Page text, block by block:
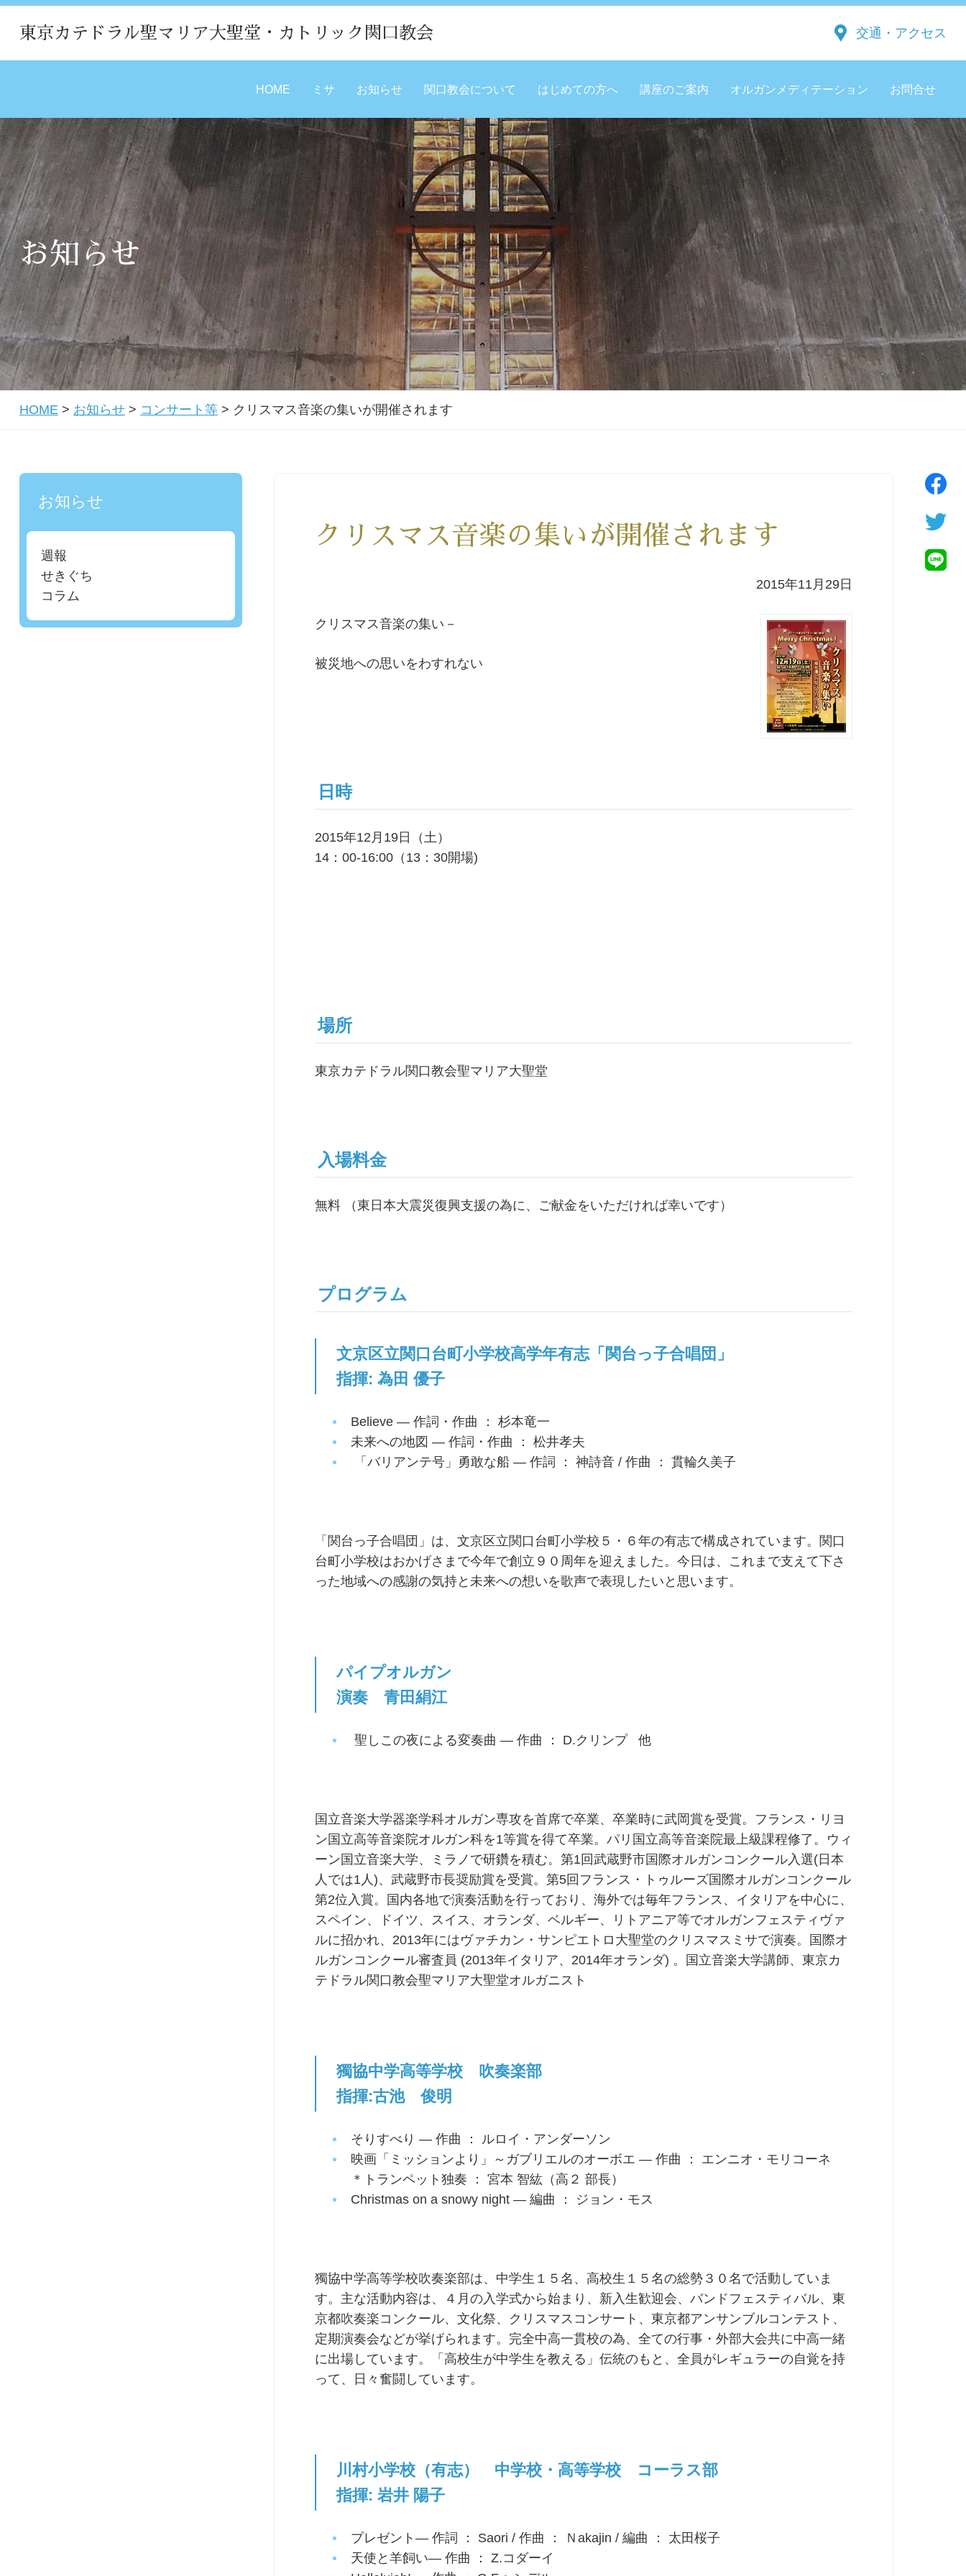
東京カテドラル聖マリア大聖堂・カトリック関口教会 交通・アクセス
HOME ミサ お知らせ 関口教会について はじめての方へ 講座のご案内 オルガンメディテーション お問合せ
お知らせ
HOME > お知らせ > コンサート等 > クリスマス音楽の集いが開催されます
クリスマス音楽の集いが開催されます
2015年11月29日
クリスマス音楽の集い－
被災地への思いをわすれない
日時
2015年12月19日（土）
14：00-16:00（13：30開場)
場所
東京カテドラル関口教会聖マリア大聖堂
入場料金
無料 （東日本大震災復興支援の為に、ご献金をいただければ幸いです）
プログラム
文京区立関口台町小学校高学年有志「関台っ子合唱団」
指揮: 為田 優子
Believe — 作詞・作曲 ： 杉本竜一
未来への地図 — 作詞・作曲 ： 松井孝夫
「バリアンテ号」勇敢な船 — 作詞 ： 神詩音 / 作曲 ： 貫輪久美子
「関台っ子合唱団」は、文京区立関口台町小学校５・６年の有志で構成されています。関口
台町小学校はおかげさまで今年で創立９０周年を迎えました。今日は、これまで支えて下さ
った地域への感謝の気持と未来への想いを歌声で表現したいと思います。
パイプオルガン
演奏 青田絹江
聖しこの夜による変奏曲 — 作曲 ： D.クリンプ 他
国立音楽大学器楽学科オルガン専攻を首席で卒業、卒業時に武岡賞を受賞。フランス・リヨ
ン国立高等音楽院オルガン科を1等賞を得て卒業。パリ国立高等音楽院最上級課程修了。ウィ
ーン国立音楽大学、ミラノで研鑽を積む。第1回武蔵野市国際オルガンコンクール入選(日本
人では1人)、武蔵野市長奨励賞を受賞。第5回フランス・トゥルーズ国際オルガンコンクール
第2位入賞。国内各地で演奏活動を行っており、海外では毎年フランス、イタリアを中心に、
スペイン、ドイツ、スイス、オランダ、ベルギー、リトアニア等でオルガンフェスティヴァ
ルに招かれ、2013年にはヴァチカン・サンピエトロ大聖堂のクリスマスミサで演奏。国際オ
ルガンコンクール審査員 (2013年イタリア、2014年オランダ) 。国立音楽大学講師、東京カ
テドラル関口教会聖マリア大聖堂オルガニスト
獨協中学高等学校 吹奏楽部
指揮:古池 俊明
そりすべり — 作曲 ： ルロイ・アンダーソン
映画「ミッションより」～ガブリエルのオーボエ — 作曲 ： エンニオ・モリコーネ
＊トランペット独奏 ： 宮本 智紘（高２ 部長）
Christmas on a snowy night — 編曲 ： ジョン・モス
獨協中学高等学校吹奏楽部は、中学生１５名、高校生１５名の総勢３０名で活動していま
す。主な活動内容は、４月の入学式から始まり、新入生歓迎会、バンドフェスティバル、東
京都吹奏楽コンクール、文化祭、クリスマスコンサート、東京都アンサンブルコンテスト、
定期演奏会などが挙げられます。完全中高一貫校の為、全ての行事・外部大会共に中高一緒
に出場しています。「高校生が中学生を教える」伝統のもと、全員がレギュラーの自覚を持
って、日々奮闘しています。
川村小学校（有志） 中学校・高等学校 コーラス部
指揮: 岩井 陽子
プレゼント— 作詞 ： Saori / 作曲 ： Ｎakajin / 編曲 ： 太田桜子
天使と羊飼い— 作曲 ： Z.コダーイ
お知らせ
週報
せきぐち
コラム